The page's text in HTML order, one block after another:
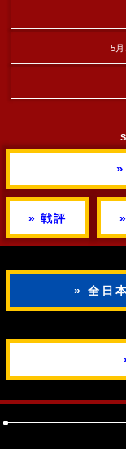
5月
» 戦評
» 全日